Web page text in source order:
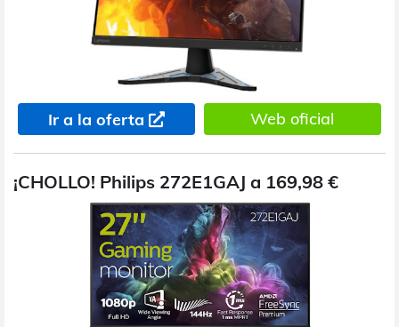
Ir a la oferta Web oficial
¡CHOLLO! Philips 272E1GAJ a 169,98 €